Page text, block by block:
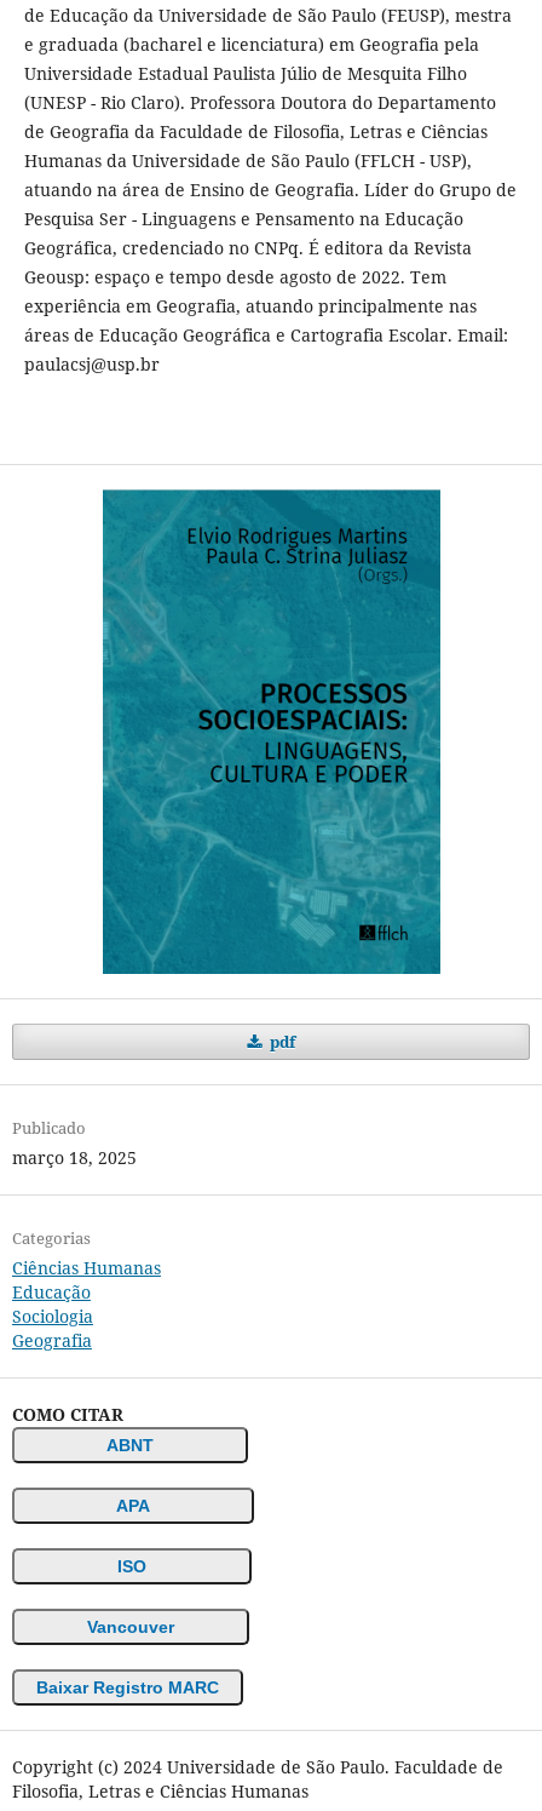
de Educação da Universidade de São Paulo (FEUSP), mestra
e graduada (bacharel e licenciatura) em Geografia pela
Universidade Estadual Paulista Júlio de Mesquita Filho
(UNESP - Rio Claro). Professora Doutora do Departamento
de Geografia da Faculdade de Filosofia, Letras e Ciências
Humanas da Universidade de São Paulo (FFLCH - USP),
atuando na área de Ensino de Geografia. Líder do Grupo de
Pesquisa Ser - Linguagens e Pensamento na Educação
Geográfica, credenciado no CNPq. É editora da Revista
Geousp: espaço e tempo desde agosto de 2022. Tem
experiência em Geografia, atuando principalmente nas
áreas de Educação Geográfica e Cartografia Escolar. Email:
paulacsj@usp.br
pdf
Publicado
março 18, 2025
Categorias
Ciências Humanas
Educação
Sociologia
Geografia
COMO CITAR
ABNT
APA
ISO
Vancouver
Baixar Registro MARC
Copyright (c) 2024 Universidade de São Paulo. Faculdade de
Filosofia, Letras e Ciências Humanas